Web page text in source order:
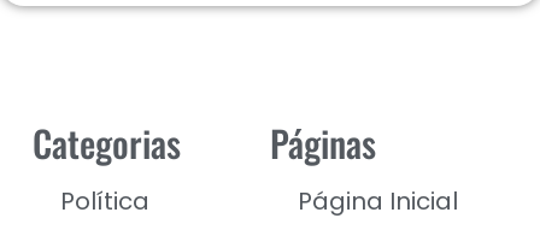
Categorias
Política
Páginas
Página Inicial